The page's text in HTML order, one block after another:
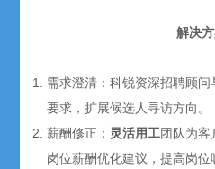
解决
需求澄清：科锐资深招聘顾
要求，扩展候选人寻访方向。
薪酬修正： 灵活用工团队为客
岗位薪酬优化建议，提高岗位